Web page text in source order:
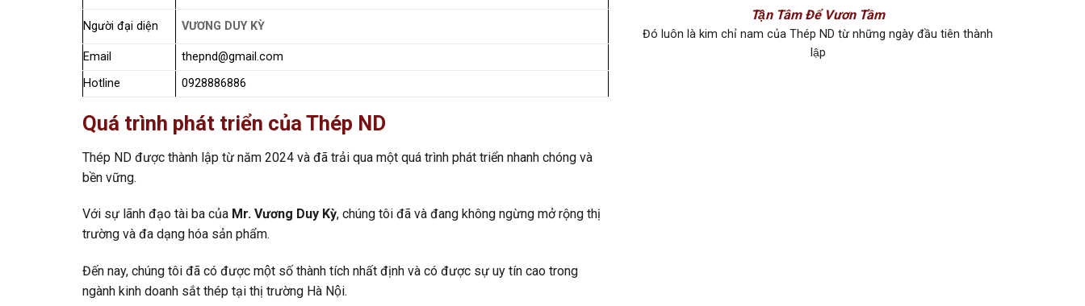
Người đại diện VƯƠNG DUY KỲ
Email
thepnd@gmail.com
Hotline
0928886886
Quá trình phát triển của Thép ND
Thép ND được thành lập từ năm 2024 và đã trải qua một quá trình phát triển nhanh chóng và
bền vững.
Với sự lãnh đạo tài ba của Mr. Vương Duy Kỳ, chúng tôi đã và đang không ngừng mở rộng thị
trường và đa dạng hóa sản phẩm.
Đến nay, chúng tôi đã có được một số thành tích nhất định và có được sự uy tín cao trong
ngành kinh doanh sắt thép tại thị trường Hà Nội.
Tận Tâm Để Vươn Tầm
Đó luôn là kim chỉ nam của Thép ND từ những ngày đầu tiên thành
lập